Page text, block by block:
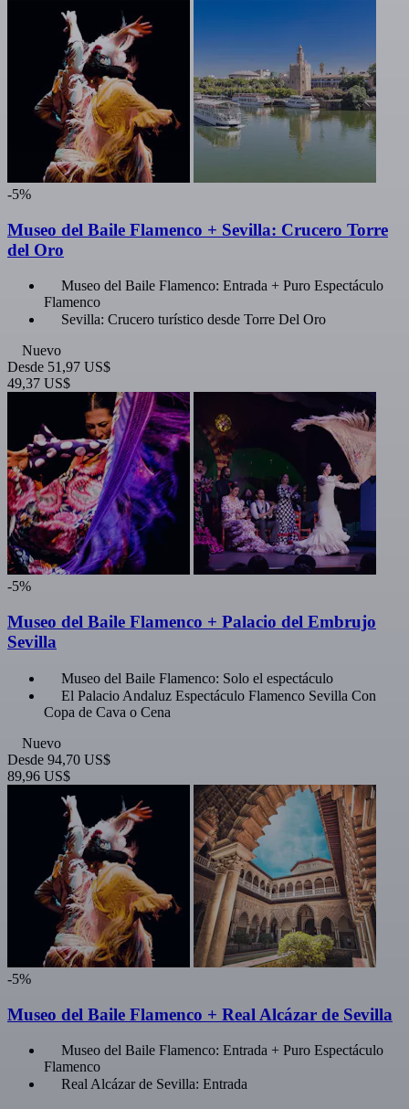
-5%
Museo del Baile Flamenco + Sevilla: Crucero Torre
del Oro
Museo del Baile Flamenco: Entrada + Puro Espectáculo
Flamenco
Sevilla: Crucero turístico desde Torre Del Oro
Nuevo
Desde 51,97 US$
49,37 US$
-5%
Museo del Baile Flamenco + Palacio del Embrujo
Sevilla
Museo del Baile Flamenco: Solo el espectáculo
El Palacio Andaluz Espectáculo Flamenco Sevilla Con
Copa de Cava o Cena
Nuevo
Desde 94,70 US$
89,96 US$
-5%
Museo del Baile Flamenco + Real Alcázar de Sevilla
Museo del Baile Flamenco: Entrada + Puro Espectáculo
Flamenco
Real Alcázar de Sevilla: Entrada